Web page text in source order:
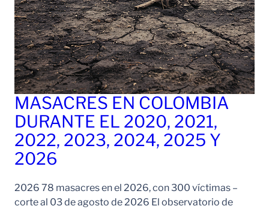
MASACRES EN COLOMBIA
DURANTE EL 2020, 2021,
2022, 2023, 2024, 2025 Y
2026
2026 78 masacres en el 2026, con 300 víctimas –
corte al 03 de agosto de 2026 El observatorio de